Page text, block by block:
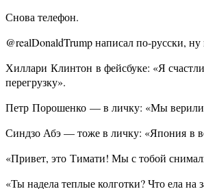
Снова телефон.
@realDonaldTrump написал по-русски,
Хиллари Клинтон в фейсбуке: «Я
перегрузку».
Петр Порошенко — в личку: «Мы верили
Синдзо Абэ — тоже в личку: «Япония в
«Привет, это Тимати! Мы с тобой
«Ты надела теплые колготки? Что ела на